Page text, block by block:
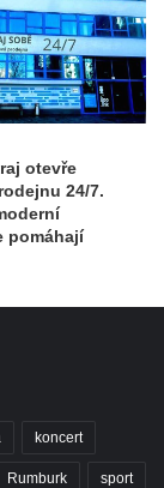
otevře
24/7.
pomáhají
koncert
Rumburk sport